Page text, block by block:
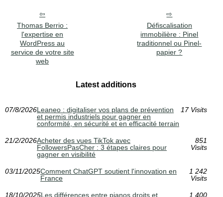
Thomas Berrio :
l'expertise en
WordPress au
service de votre site
web
Défiscalisation
immobilière : Pinel
traditionnel ou Pinel-
papier ?
Latest additions
07/8/2026Leaneo : digitaliser vos plans de prévention
et permis industriels pour gagner en
conformité, en sécurité et en efficacité terrain
17 Visits
21/2/2026Acheter des vues TikTok avec
FollowersPasCher : 3 étapes claires pour
gagner en visibilité
851
Visits
03/11/2025Comment ChatGPT soutient l'innovation en
France
1 242
Visits
18/10/2025Les différences entre pianos droits et
1 400